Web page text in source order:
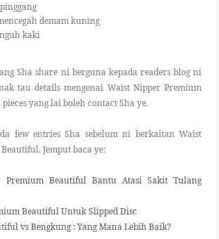
demam kuning
kaki
Sha share ni berguna kepada readers blog ni
tau details mengenai Waist Nipper Premium
yang lai boleh contact Sha ye.
few entries Sha sebelum ni berkaitan Waist
Jemput baca ye:
Premium Beautiful Bantu Atasi Sakit Tulang
Beautiful Untuk Slipped Disc
vs Bengkung : Yang Mana Lebih Baik?